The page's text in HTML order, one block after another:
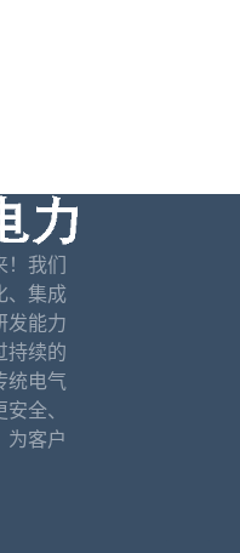
我们
、集成
发能力
持续的
统电气
全、
为客户